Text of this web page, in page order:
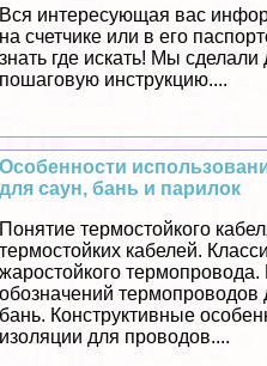
Вся интересующая вас
на счетчике или в его
знать где искать! Мы сделали
пошаговую инструкцию....
Особенности
для саун, бань и парилок
Понятие термостойкого
термостойких кабелей.
жаростойкого
обозначений термопроводов
бань. Конструктивные
изоляции для проводов....